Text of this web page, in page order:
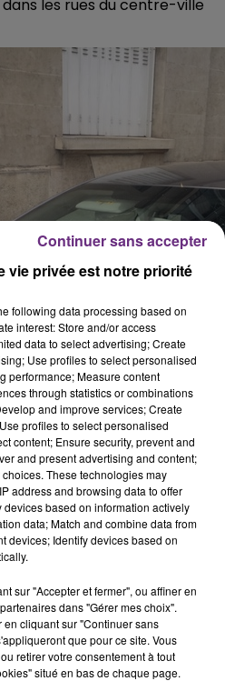
les rues du centre-ville
vie privée est notre priorité
following data processing based on
interest: Store and/or access
data to select advertising; Create
Use profiles to select personalised
performance; Measure content
through statistics or combinations
and improve services; Create
profiles to select personalised
content; Ensure security, prevent and
and present advertising and content;
These technologies may
address and browsing data to offer
based on information actively
data; Match and combine data from
devices; Identify devices based on
sur "Accepter et fermer", ou affiner en
dans "Gérer mes choix".
cliquant sur "Continuer sans
que pour ce site. Vous
retirer votre consentement à tout
situé en bas de chaque page.
Continuer sans accepter